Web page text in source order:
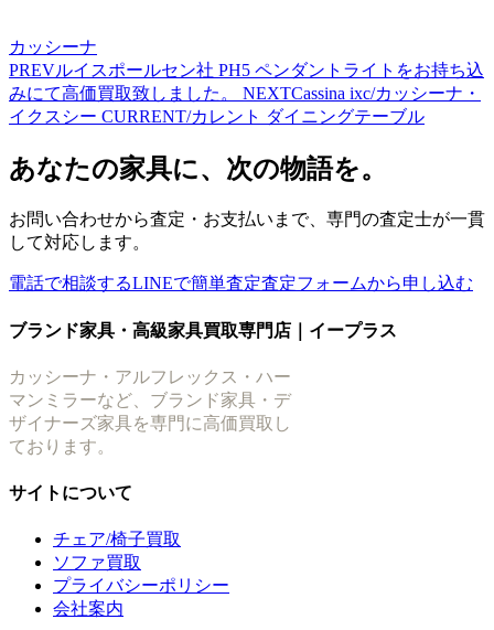
カッシーナ
PREVルイスポールセン社 PH5 ペンダントライトをお持ち込
みにて高価買取致しました。 NEXTCassina ixc/カッシーナ・
イクスシー CURRENT/カレント ダイニングテーブル
あなたの家具に、次の物語を。
お問い合わせから査定・お支払いまで、専門の査定士が一貫
して対応します。
電話で相談するLINEで簡単査定査定フォームから申し込む
ブランド家具・高級家具買取専門店｜イープラス
カッシーナ・アルフレックス・ハー
マンミラーなど、ブランド家具・デ
ザイナーズ家具を専門に高価買取し
ております。
サイトについて
チェア/椅子買取
ソファ買取
プライバシーポリシー
会社案内